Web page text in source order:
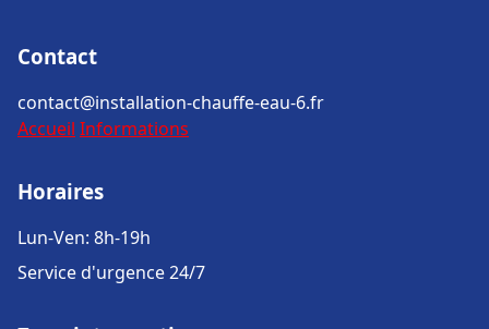
Contact
contact@installation-chauffe-eau-6.fr
Accueil Informations
Horaires
Lun-Ven: 8h-19h
Service d'urgence 24/7